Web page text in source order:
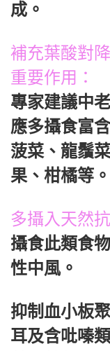
成。
補充葉酸對
重要作用：
專家建議中
應多攝食富
菠菜、龍鬚
果、柑橘等。
多攝入天然
攝食此類食
性中風。
抑制血小板
耳及含吡嗪